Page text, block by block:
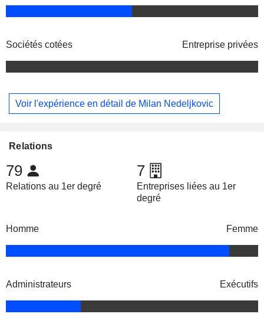
Sociétés cotées Entreprise privées
Voir l'expérience en détail de Milan Nedeljkovic
Relations
79
Relations au 1er degré
7
Entreprises liées au 1er
degré
Homme Femme
Administrateurs Exécutifs